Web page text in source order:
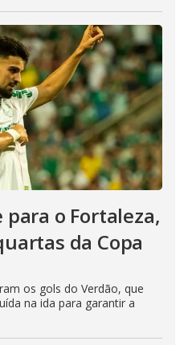
o Fortaleza,
da Copa
os gols do Verdão, que
na ida para garantir a